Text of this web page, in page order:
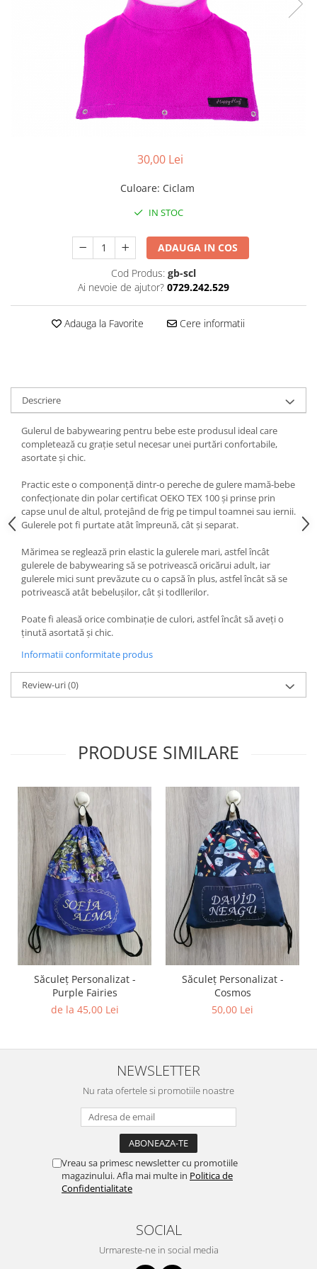
30,00 Lei
Culoare: Ciclam
IN STOC
ADAUGA IN COS
Cod Produs: gb-scl
Ai nevoie de ajutor? 0729.242.529
Adauga la Favorite Cere informatii
Descriere
Gulerul de babywearing pentru bebe este produsul ideal care
completează cu grație setul necesar unei purtări confortabile,
asortate și chic.
Practic este o componență dintr-o pereche de gulere mamă-bebe
confecționate din polar certificat OEKO TEX 100 și prinse prin
capse unul de altul, protejând de frig pe timpul toamnei sau iernii.
Gulerele pot fi purtate atât împreună, cât și separat.
Mărimea se reglează prin elastic la gulerele mari, astfel încât
gulerele de babywearing să se potrivească oricărui adult, iar
gulerele mici sunt prevăzute cu o capsă în plus, astfel încât să se
potrivească atât bebelușilor, cât și todllerilor.
Poate fi aleasă orice combinație de culori, astfel încât să aveți o
ținută asortată și chic.
Informatii conformitate produs
Review-uri(0)
PRODUSE SIMILARE
Săculeț Personalizat -
Purple Fairies
de la 45,00 Lei
Săculeț Personalizat -
Cosmos
50,00 Lei
NEWSLETTER
Nu rata ofertele si promotiile noastre
Vreau sa primesc newsletter cu promotiile
magazinului. Afla mai multe in Politica de
Confidentialitate
SOCIAL
Urmareste-ne in social media